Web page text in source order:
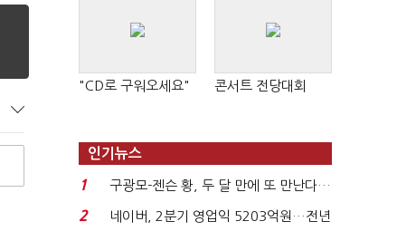
"CD로 구워오세요" 콘서트 전당대회
인기뉴스
1
구광모-젠슨 황, 두 달 만에 또 만난다…
로봇·AI 등 논...
2
네이버, 2분기 영업익 5203억원…전년